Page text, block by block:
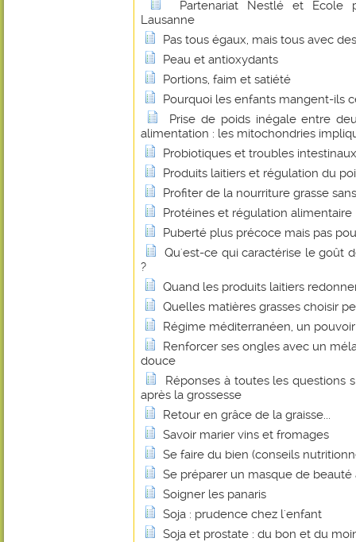
Partenariat Nestlé et Ecole
Lausanne
Pas tous égaux, mais tous avec
Peau et antioxydants
Portions, faim et satiété
Pourquoi les enfants mangent-ils
Prise de poids inégale entre
alimentation : les mitochondries
Probiotiques et troubles intestinaux
Produits laitiers et régulation du
Profiter de la nourriture grasse
Protéines et régulation alimentaire
Puberté plus précoce mais pas
Qu'est-ce qui caractérise le goût
?
Quand les produits laitiers
Quelles matières grasses choisir
Régime méditerranéen, un
Renforcer ses ongles avec un
douce
Réponses à toutes les questions
après la grossesse
Retour en grâce de la graisse...
Savoir marier vins et fromages
Se faire du bien (conseils
Se préparer un masque de beauté
Soigner les panaris
Soja : prudence chez l'enfant
Soja et prostate : du bon et du